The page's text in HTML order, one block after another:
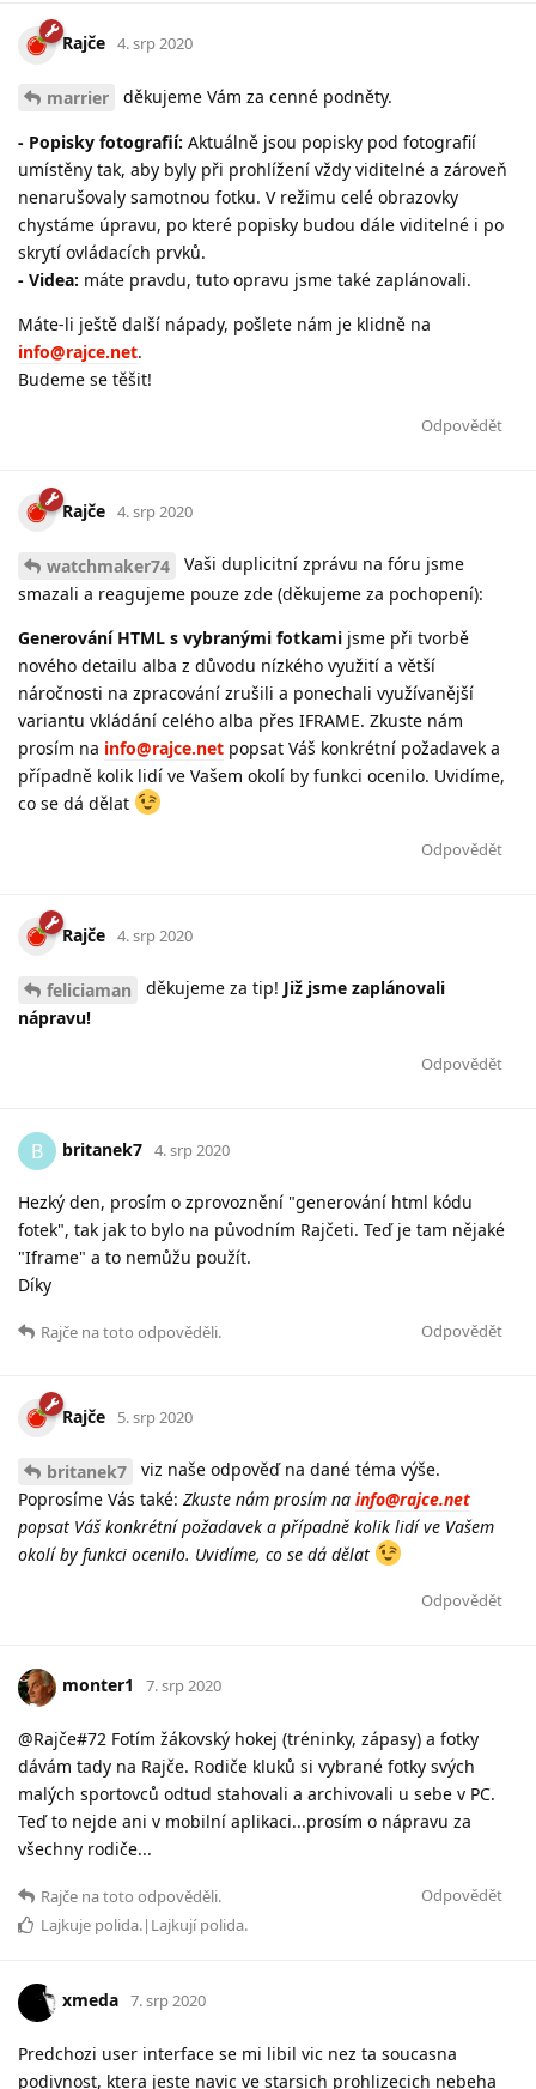
Rajče 4. srp 2020
marrier děkujeme Vám za cenné podněty.
- Popisky fotografií: Aktuálně jsou popisky pod fotografií
umístěny tak, aby byly při prohlížení vždy viditelné a zároveň
nenarušovaly samotnou fotku. V režimu celé obrazovky
chystáme úpravu, po které popisky budou dále viditelné i po
skrytí ovládacích prvků.
- Videa: máte pravdu, tuto opravu jsme také zaplánovali.
Máte-li ještě další nápady, pošlete nám je klidně na
info@rajce.net.
Budeme se těšit!
Odpovědět
Rajče 4. srp 2020
watchmaker74
Vaši duplicitní zprávu na fóru jsme
smazali a reagujeme pouze zde (děkujeme za pochopení):
Generování HTML s vybranými fotkami jsme při tvorbě
nového detailu alba z důvodu nízkého využití a větší
náročnosti na zpracování zrušili a ponechali využívanější
variantu vkládání celého alba přes IFRAME. Zkuste nám
prosím na info@rajce.net popsat Váš konkrétní požadavek a
případně kolik lidí ve Vašem okolí by funkci ocenilo. Uvidíme,
co se dá dělat
Odpovědět
Rajče 4. srp 2020
feliciaman děkujeme za tip! Již jsme zaplánovali
nápravu!
Odpovědět
B britanek7 4. srp 2020
Hezký den, prosím o zprovoznění "generování html kódu
fotek", tak jak to bylo na původním Rajčeti. Teď je tam nějaké
"Iframe" a to nemůžu použít.
Díky
Odpovědět
Rajče na toto odpověděli.
Rajče 5. srp 2020
britanek7
viz naše odpověď na dané téma výše.
Poprosíme Vás také: Zkuste nám prosím na info@rajce.net
popsat Váš konkrétní požadavek a případně kolik lidí ve Vašem
okolí by funkci ocenilo. Uvidíme, co se dá dělat
Odpovědět
monter1 7. srp 2020
@Rajče#72 Fotím žákovský hokej (tréninky, zápasy) a fotky
dávám tady na Rajče. Rodiče kluků si vybrané fotky svých
malých sportovců odtud stahovali a archivovali u sebe v PC.
Teď to nejde ani v mobilní aplikaci...prosím o nápravu za
všechny rodiče...
Odpovědět
Rajče na toto odpověděli.
Lajkuje polida.|Lajkujípolida.
xmeda 7. srp 2020
Predchozi user interface se mi libil vic nez ta soucasna
podivnost, ktera jeste navic ve starsich prohlizecich nebeha